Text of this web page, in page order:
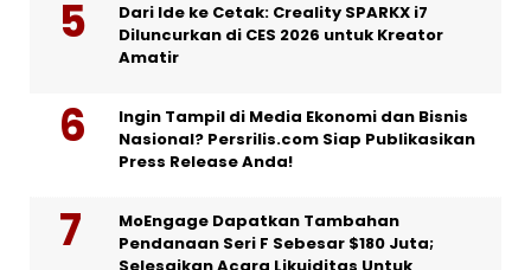
Dari Ide ke Cetak: Creality SPARKX i7
Diluncurkan di CES 2026 untuk Kreator
Amatir
Ingin Tampil di Media Ekonomi dan Bisnis
Nasional? Persrilis.com Siap Publikasikan
Press Release Anda!
MoEngage Dapatkan Tambahan
Pendanaan Seri F Sebesar $180 Juta;